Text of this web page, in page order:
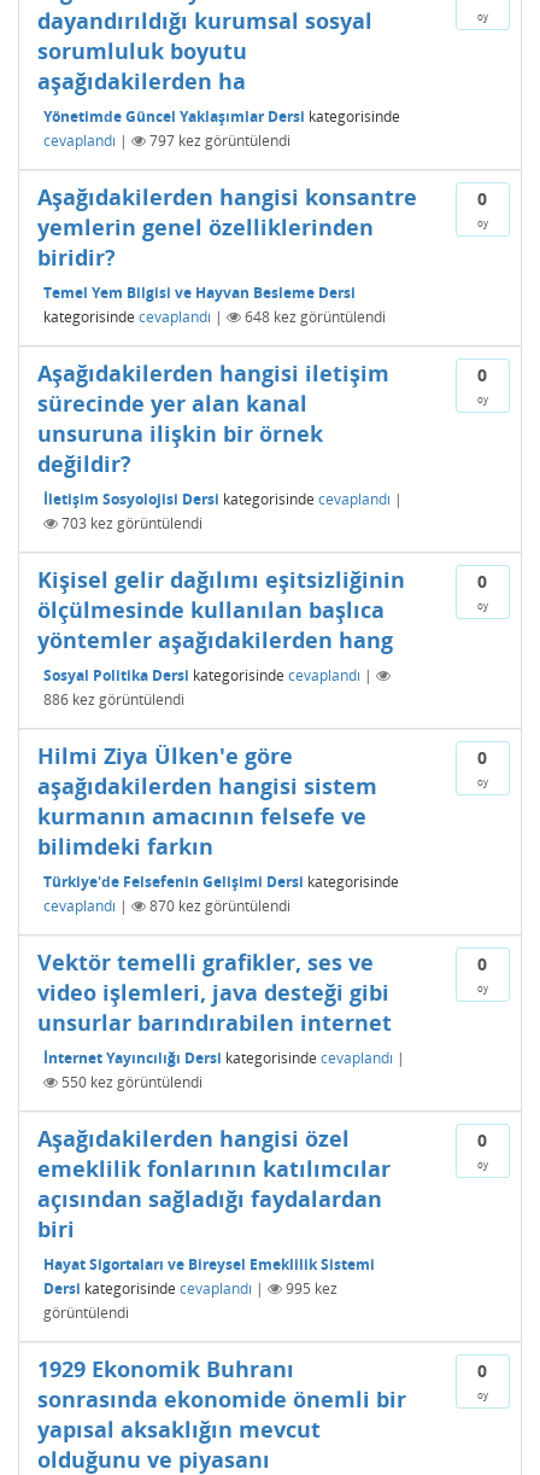
oy
dayandırıldığı kurumsal sosyal
sorumluluk boyutu
aşağıdakilerden ha
Yönetimde Güncel Yaklaşımlar Dersi kategorisinde
cevaplandı | 797 kez görüntülendi
0
oy
Aşağıdakilerden hangisi konsantre
yemlerin genel özelliklerinden
biridir?
Temel Yem Bilgisi ve Hayvan Besleme Dersi
kategorisinde cevaplandı | 648 kez görüntülendi
0
oy
Aşağıdakilerden hangisi iletişim
sürecinde yer alan kanal
unsuruna ilişkin bir örnek
değildir?
İletişim Sosyolojisi Dersi kategorisinde cevaplandı |
703 kez görüntülendi
0
oy
Kişisel gelir dağılımı eşitsizliğinin
ölçülmesinde kullanılan başlıca
yöntemler aşağıdakilerden hang
Sosyal Politika Dersi kategorisinde cevaplandı |
886 kez görüntülendi
0
oy
Hilmi Ziya Ülken'e göre
aşağıdakilerden hangisi sistem
kurmanın amacının felsefe ve
bilimdeki farkın
Türkiye'de Felsefenin Gelişimi Dersi kategorisinde
cevaplandı | 870 kez görüntülendi
0
oy
Vektör temelli grafikler, ses ve
video işlemleri, java desteği gibi
unsurlar barındırabilen internet
İnternet Yayıncılığı Dersi kategorisinde cevaplandı |
550 kez görüntülendi
0
oy
Aşağıdakilerden hangisi özel
emeklilik fonlarının katılımcılar
açısından sağladığı faydalardan
biri
Hayat Sigortaları ve Bireysel Emeklilik Sistemi
Dersi kategorisinde cevaplandı | 995 kez
görüntülendi
0
oy
1929 Ekonomik Buhranı
sonrasında ekonomide önemli bir
yapısal aksaklığın mevcut
olduğunu ve piyasanı